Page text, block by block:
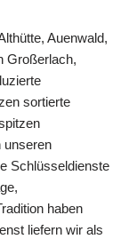
Auenwald,
Großerlach,
sortierte
unseren
Schlüsseldienste
haben
liefern wir als